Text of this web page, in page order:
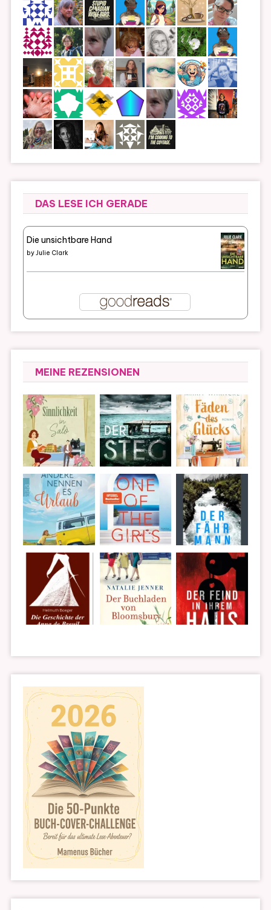
DAS LESE ICH GERADE
Die unsichtbare Hand
byJulie Clark
MEINE REZENSIONEN